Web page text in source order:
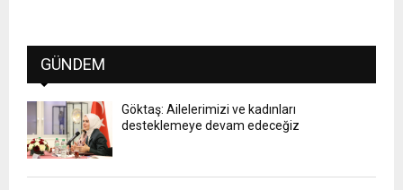
GÜNDEM
Göktaş: Ailelerimizi ve kadınları
desteklemeye devam edeceğiz